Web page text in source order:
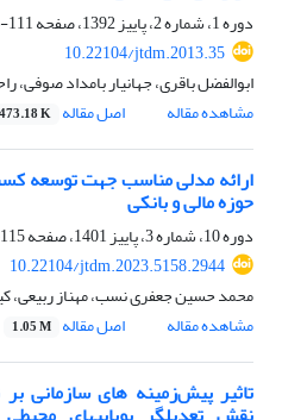
دوره 1، شماره 2، پاییز 1392، صفحه
111-134
10.22104/jtdm.2013.35
ابوالفضل باقری، جهانیار بامداد صوفی،
مشاهده مقاله
اصل مقاله 473.18 K
ارائه مدلی مناسب جهت توسعه
حوزه مالی و بانکی
دوره 10، شماره 3، پاییز 1401، صفحه
115-146
10.22104/jtdm.2023.5158.2944
محمد حسین جعفری نسب، مهناز ربیعی،
مشاهده مقاله
اصل مقاله 1.05 M
تاثیر پیش‌زمینه های سازمانی